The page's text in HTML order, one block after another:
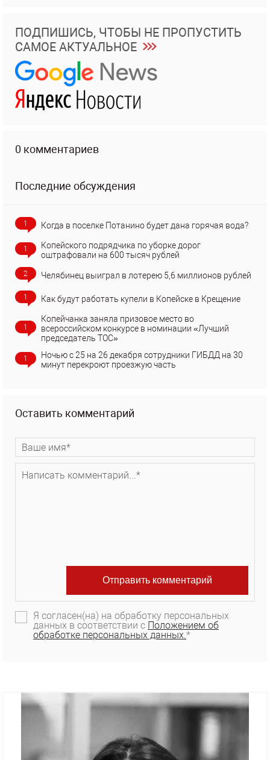
ПОДПИШИСЬ, ЧТОБЫ НЕ ПРОПУСТИТЬ
САМОЕ АКТУАЛЬНОЕ
0 комментариев
Последние обсуждения
1 Когда в поселке Потанино будет дана горячая вода?
1
Копейского подрядчика по уборке дорог
оштрафовали на 600 тысяч рублей
2 Челябинец выиграл в лотерею 5,6 миллионов рублей
1 Как будут работать купели в Копейске в Крещение
1
Копейчанка заняла призовое место во
всероссийском конкурсе в номинации «Лучший
председатель ТОС»
1
Ночью с 25 на 26 декабря сотрудники ГИБДД на 30
минут перекроют проезжую часть
Оставить комментарий
Я согласен(на) на обработку персональных
данных в соответствии с Положением об
обработке персональных данных.*